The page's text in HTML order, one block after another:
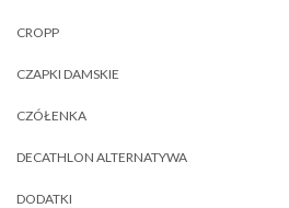
CROPP
CZAPKI DAMSKIE
CZÓŁENKA
DECATHLON ALTERNATYWA
DODATKI